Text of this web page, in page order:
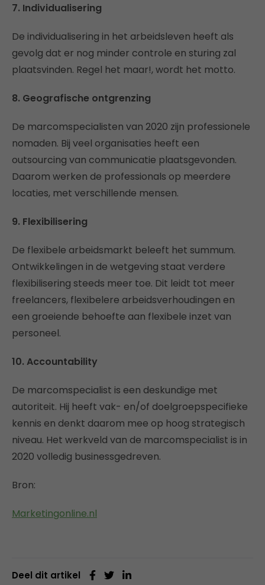
7. Individualisering
De individualisering in het arbeidsleven heeft als
gevolg dat er nog minder controle en sturing zal
plaatsvinden. Regel het maar!, wordt het motto.
8. Geografische ontgrenzing
De marcomspecialisten van 2020 zijn professionele
nomaden. Bij veel organisaties heeft een
outsourcing van communicatie plaatsgevonden.
Daarom werken de professionals op meerdere
locaties, met verschillende mensen.
9. Flexibilisering
De flexibele arbeidsmarkt beleeft het summum.
Ontwikkelingen in de wetgeving staat verdere
flexibilisering steeds meer toe. Dit leidt tot meer
freelancers, flexibelere arbeidsverhoudingen en
een groeiende behoefte aan flexibele inzet van
personeel.
10. Accountability
De marcomspecialist is een deskundige met
autoriteit. Hij heeft vak- en/of doelgroepspecifieke
kennis en denkt daarom mee op hoog strategisch
niveau. Het werkveld van de marcomspecialist is in
2020 volledig businessgedreven.
Bron:
Marketingonline.nl
Deel dit artikel